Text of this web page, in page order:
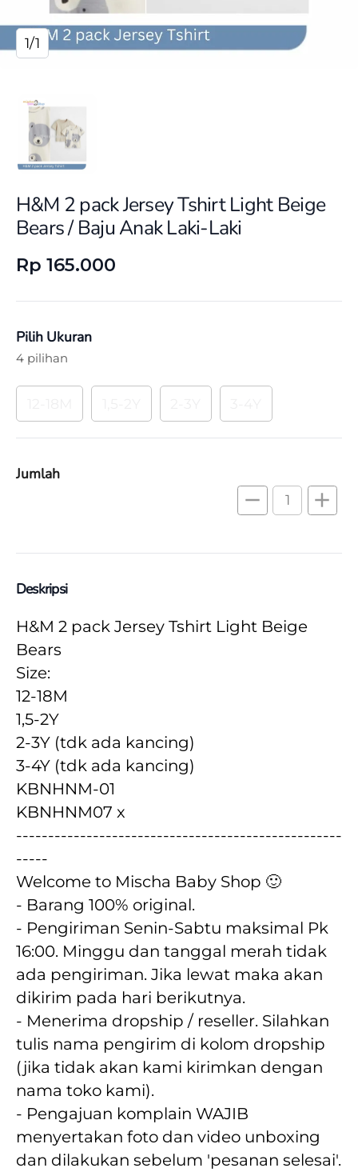
1/1
H&M 2 pack Jersey Tshirt Light Beige
Bears / Baju Anak Laki-Laki
Rp 165.000
Pilih Ukuran
4 pilihan
Jumlah
remove add
Deskripsi
H&M 2 pack Jersey Tshirt Light Beige
Bears
Size:
12-18M
1,5-2Y
2-3Y (tdk ada kancing)
3-4Y (tdk ada kancing)
KBNHNM-01
KBNHNM07 x
---------------------------------------------------
-----
Welcome to Mischa Baby Shop 🙂
- Barang 100% original.
- Pengiriman Senin-Sabtu maksimal Pk
16:00. Minggu dan tanggal merah tidak
ada pengiriman. Jika lewat maka akan
dikirim pada hari berikutnya.
- Menerima dropship / reseller. Silahkan
tulis nama pengirim di kolom dropship
(jika tidak akan kami kirimkan dengan
nama toko kami).
- Pengajuan komplain WAJIB
menyertakan foto dan video unboxing
dan dilakukan sebelum 'pesanan selesai'.